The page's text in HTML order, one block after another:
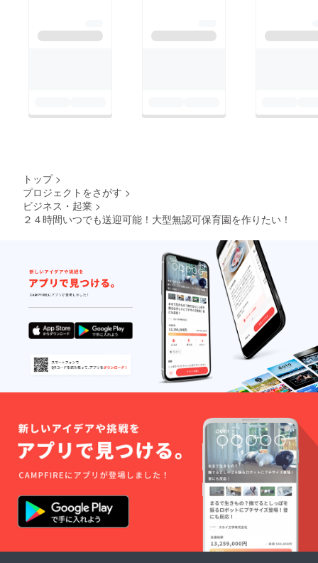
トップ >
プロジェクトをさがす >
ビジネス・起業 >
２４時間いつでも送迎可能！大型無認可保育園を作りたい！